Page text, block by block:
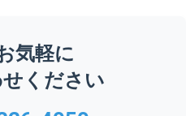
気軽に
ください